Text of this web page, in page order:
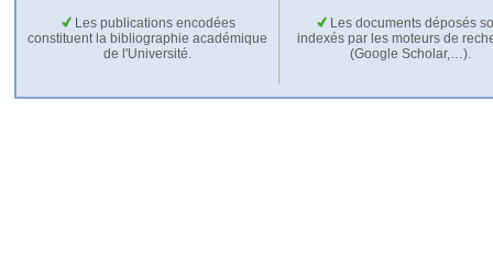
Les publications encodées
constituent la bibliographie académique
de l'Université.
Les documents déposés
indexés par les moteurs de
(Google Scholar,…).